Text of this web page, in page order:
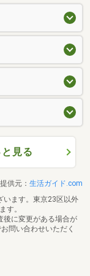
見る
供元： 生活ガイド.com
います。東京23区以外
す。
後に変更がある場合が
問い合わせいただく